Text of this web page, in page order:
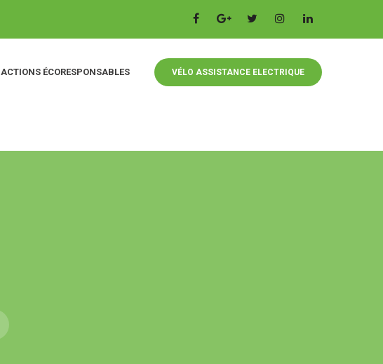
ACTIONS ÉCORESPONSABLES VÉLO ASSISTANCE ELECTRIQUE